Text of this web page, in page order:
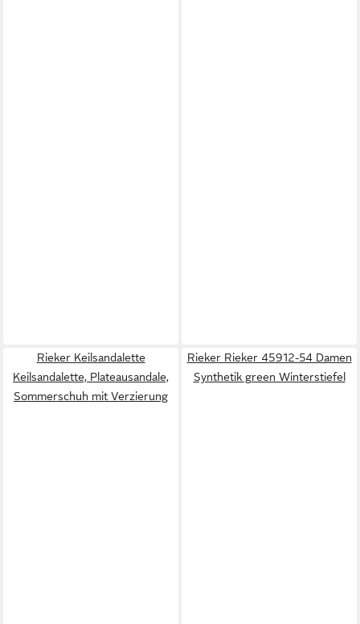
Rieker Keilsandalette
Keilsandalette, Plateausandale,
Sommerschuh mit Verzierung
Rieker Rieker 45912-54 Damen
Synthetik green Winterstiefel